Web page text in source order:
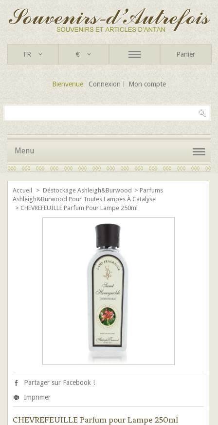
FR € Panier
Bienvenue Connexion Mon compte
Menu
Accueil > Déstockage Ashleigh&Burwood > Parfums
Ashleigh&Burwood Pour Toutes Lampes À Catalyse
> CHEVREFEUILLE Parfum Pour Lampe 250ml
Partager sur Facebook !
Imprimer
CHEVREFEUILLE Parfum pour Lampe 250ml